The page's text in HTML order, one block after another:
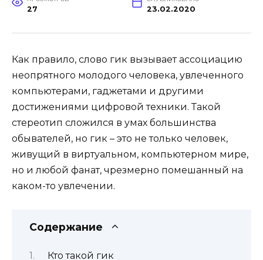
27 23.02.2020
Как правило, слово гик вызывает ассоциацию
неопрятного молодого человека, увлеченного
компьютерами, гаджетами и другими
достижениями цифровой техники. Такой
стереотип сложился в умах большинства
обывателей, но гик – это не только человек,
живущий в виртуальном, компьютерном мире,
но и любой фанат, чрезмерно помешанный на
каком-то увлечении.
Содержание
Кто такой гик